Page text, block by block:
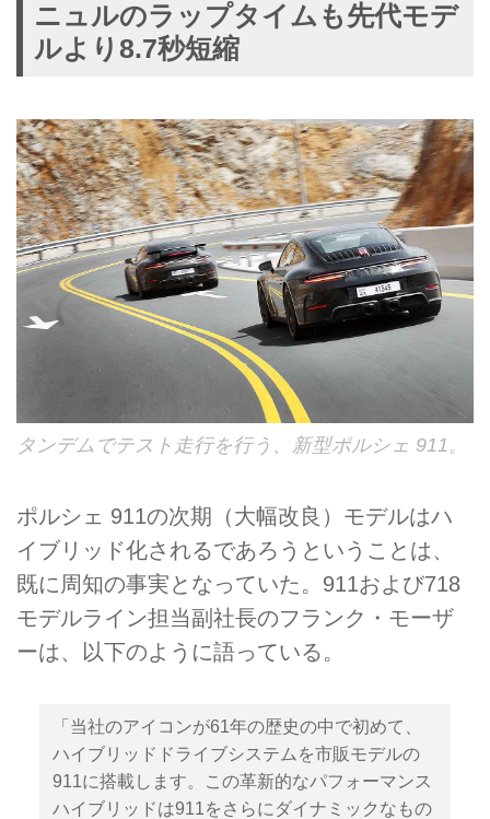
ニュルのラップタイムも先代モデ
ルより8.7秒短縮
タンデムでテスト走行を行う、新型ポルシェ 911。
ポルシェ 911の次期（大幅改良）モデルはハ
イブリッド化されるであろうということは、
既に周知の事実となっていた。911および718
モデルライン担当副社長のフランク・モーザ
ーは、以下のように語っている。
「当社のアイコンが61年の歴史の中で初めて、
ハイブリッドドライブシステムを市販モデルの
911に搭載します。この革新的なパフォーマンス
ハイブリッドは911をさらにダイナミックなもの